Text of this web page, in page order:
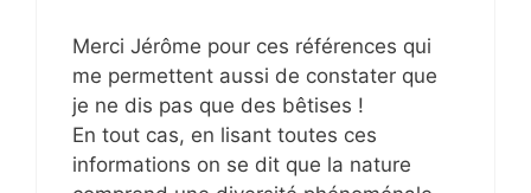
Merci Jérôme pour ces références qui
me permettent aussi de constater que
je ne dis pas que des bêtises !
En tout cas, en lisant toutes ces
informations on se dit que la nature